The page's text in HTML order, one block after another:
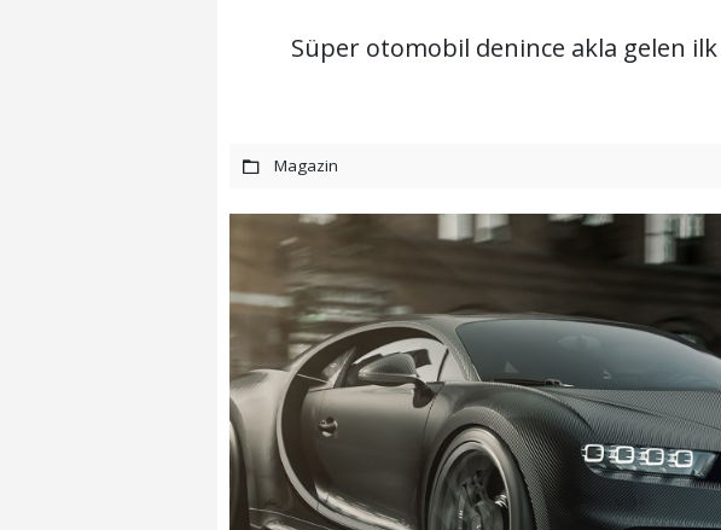
Süper otomobil denince akla gelen
Magazin